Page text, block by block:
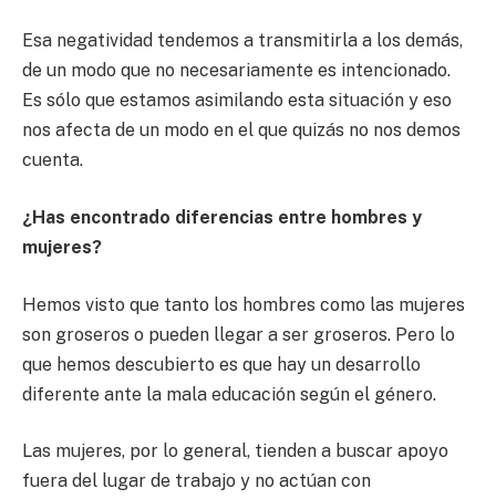
Esa negatividad tendemos a transmitirla a los demás,
de un modo que no necesariamente es intencionado.
Es sólo que estamos asimilando esta situación y eso
nos afecta de un modo en el que quizás no nos demos
cuenta.
¿Has encontrado diferencias entre hombres y
mujeres?
Hemos visto que tanto los hombres como las mujeres
son groseros o pueden llegar a ser groseros. Pero lo
que hemos descubierto es que hay un desarrollo
diferente ante la mala educación según el género.
Las mujeres, por lo general, tienden a buscar apoyo
fuera del lugar de trabajo y no actúan con